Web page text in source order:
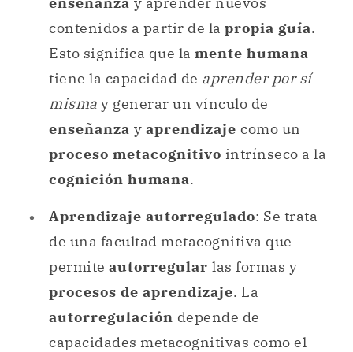
contenidos a partir de la propia guía.
Esto significa que la mente humana
tiene la capacidad de aprender por sí
misma y generar un vínculo de
enseñanza y aprendizaje como un
proceso metacognitivo intrínseco a la
cognición humana.
Aprendizaje autorregulado: Se trata
de una facultad metacognitiva que
permite autorregular las formas y
procesos de aprendizaje. La
autorregulación depende de
capacidades metacognitivas como el